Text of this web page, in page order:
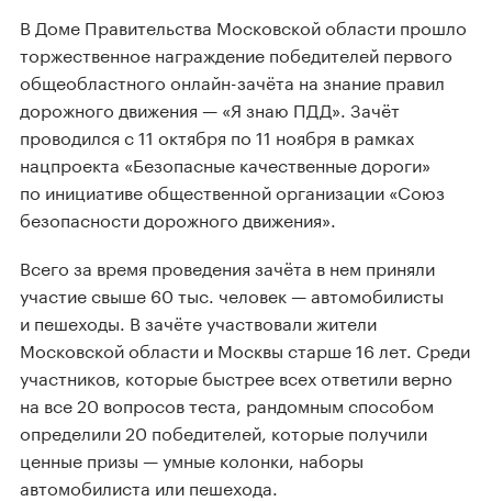
В Доме Правительства Московской области прошло
торжественное награждение победителей первого
общеобластного онлайн-зачёта на знание правил
дорожного движения — «Я знаю ПДД». Зачёт
проводился с 11 октября по 11 ноября в рамках
нацпроекта «Безопасные качественные дороги»
по инициативе общественной организации «Союз
безопасности дорожного движения».
Всего за время проведения зачёта в нем приняли
участие свыше 60 тыс. человек — автомобилисты
и пешеходы. В зачёте участвовали жители
Московской области и Москвы старше 16 лет. Среди
участников, которые быстрее всех ответили верно
на все 20 вопросов теста, рандомным способом
определили 20 победителей, которые получили
ценные призы — умные колонки, наборы
автомобилиста или пешехода.